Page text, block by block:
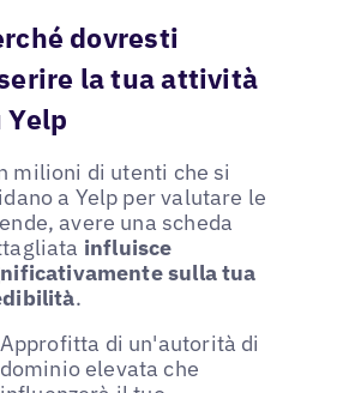
dovresti
la tua attività
Yelp
milioni di utenti che si
a Yelp per valutare le
avere una scheda
influisce
sulla tua
.
Approfitta di un'autorità di
dominio elevata che